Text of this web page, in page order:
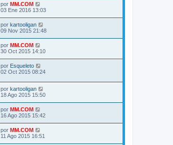
por MM.COM
03 Ene 2016 13:03
por kartooligan
09 Nov 2015 21:48
por MM.COM
30 Oct 2015 14:10
por Esqueleto
02 Oct 2015 08:24
por kartooligan
18 Ago 2015 15:50
por MM.COM
16 Ago 2015 15:42
por MM.COM
11 Ago 2015 16:51